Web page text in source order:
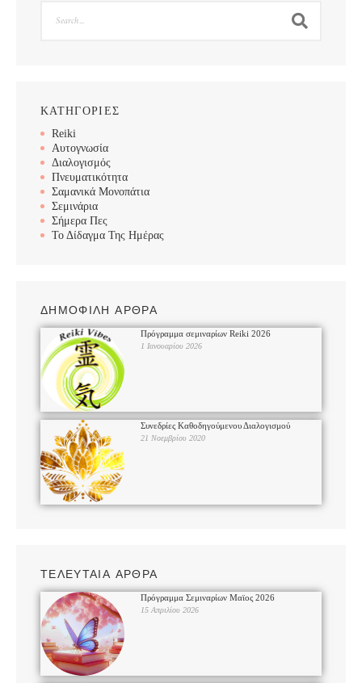
ΚΑΤΗΓΟΡΙΕΣ
Reiki
Αυτογνωσία
Διαλογισμός
Πνευματικότητα
Σαμανικά Μονοπάτια
Σεμινάρια
Σήμερα Πες
Το Δίδαγμα Της Ημέρας
ΔΗΜΟΦΙΛΗ ΑΡΘΡΑ
Πρόγραμμα σεμιναρίων Reiki 2026
1 Ιανουαρίου 2026
Συνεδρίες Καθοδηγούμενου Διαλογισμού
21 Νοεμβρίου 2020
ΤΕΛΕΥΤΑΙΑ ΑΡΘΡΑ
Πρόγραμμα Σεμιναρίων Μαϊος 2026
15 Απριλίου 2026